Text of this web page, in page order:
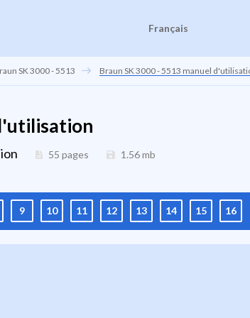
Français
SK 3000 - 5513 Braun SK 3000 - 5513 manuel
55 pages 1.56mb
9 10 11 12 13 14 15 16